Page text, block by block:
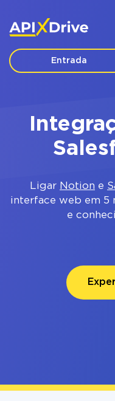
Entrada
Ligar Notion e
interface web em 5
e